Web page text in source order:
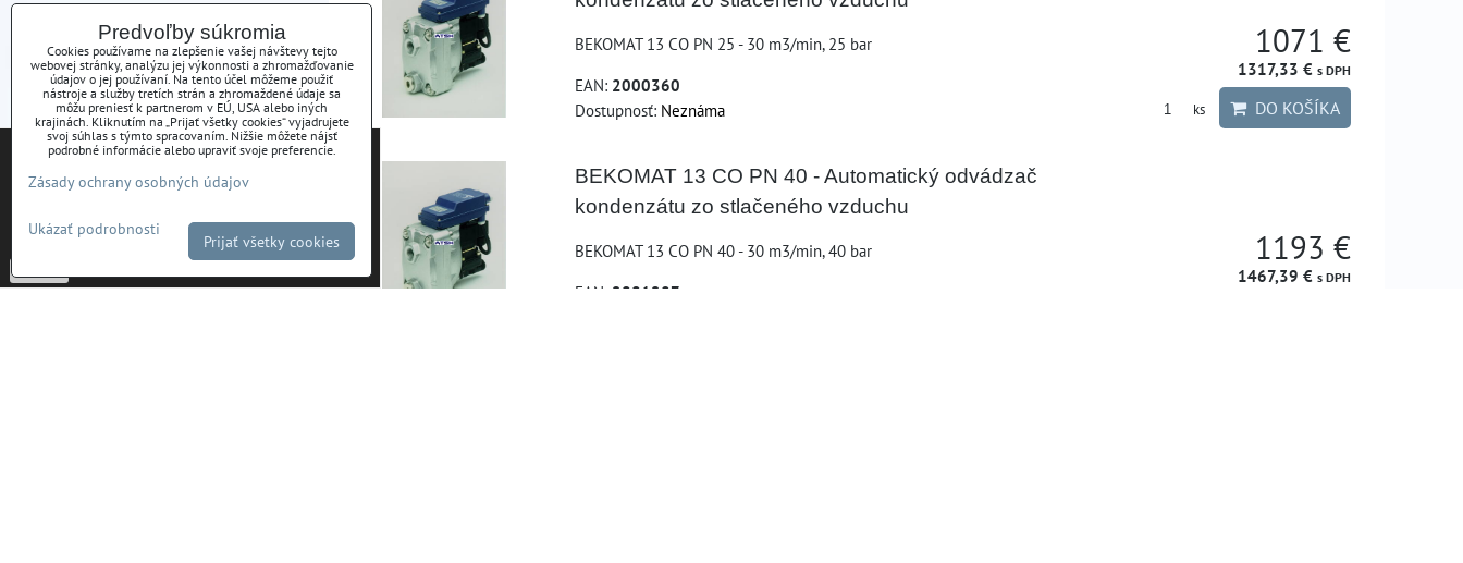
BEKOMAT 13 CO PN 25 - 30 m3/min, 25 bar
EAN: 2000360
Dostupnosť: Neznáma
1071 €
1317,33 € s DPH
ks DO KOŠÍKA
BEKOMAT 13 CO PN 40 - Automatický odvádzač
kondenzátu zo stlačeného vzduchu
BEKOMAT 13 CO PN 40 - 30 m3/min, 40 bar
EAN: 2001287
1193 €
1467,39 € s DPH
Predvoľby súkromia
Cookies používame na zlepšenie vašej návštevy tejto
webovej stránky, analýzu jej výkonnosti a zhromažďovanie
údajov o jej používaní. Na tento účel môžeme použiť
nástroje a služby tretích strán a zhromaždené údaje sa
môžu preniesť k partnerom v EÚ, USA alebo iných
krajinách. Kliknutím na „Prijať všetky cookies“ vyjadrujete
svoj súhlas s týmto spracovaním. Nižšie môžete nájsť
podrobné informácie alebo upraviť svoje preferencie.
Zásady ochrany osobných údajov
Ukázať podrobnosti
Prijať všetky cookies
Tieto internetové stránky používajú súbory cookies.
ako je možné zabrániť ich používaniu nájdete na
Zásady Ochrany osobných údajov